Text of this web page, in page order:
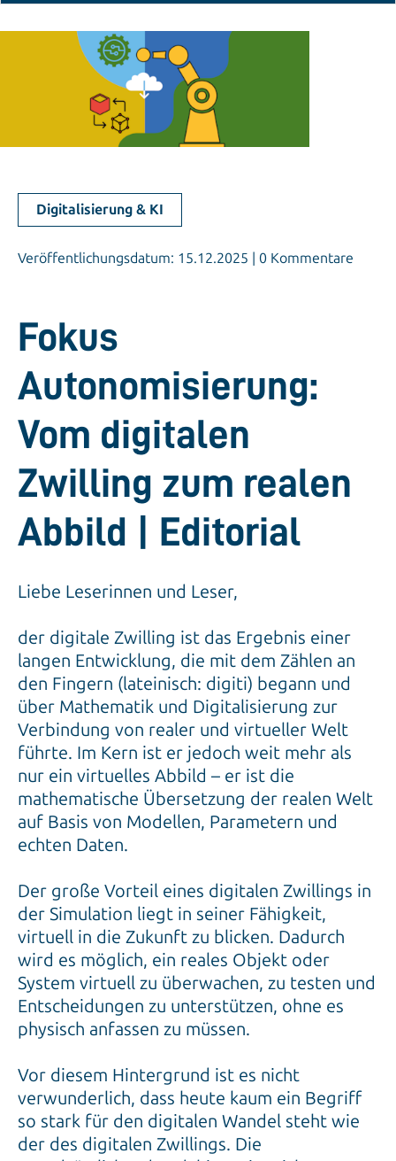
Digitalisierung & KI
Veröffentlichungsdatum: 15.12.2025 | 0 Kommentare
Fokus
Autonomisierung:
Vom digitalen
Zwilling zum realen
Abbild | Editorial
Liebe Leserinnen und Leser,
der digitale Zwilling ist das Ergebnis einer
langen Entwicklung, die mit dem Zählen an
den Fingern (lateinisch: digiti) begann und
über Mathematik und Digitalisierung zur
Verbindung von realer und virtueller Welt
führte. Im Kern ist er jedoch weit mehr als
nur ein virtuelles Abbild – er ist die
mathematische Übersetzung der realen Welt
auf Basis von Modellen, Parametern und
echten Daten.
Der große Vorteil eines digitalen Zwillings in
der Simulation liegt in seiner Fähigkeit,
virtuell in die Zukunft zu blicken. Dadurch
wird es möglich, ein reales Objekt oder
System virtuell zu überwachen, zu testen und
Entscheidungen zu unterstützen, ohne es
physisch anfassen zu müssen.
Vor diesem Hintergrund ist es nicht
verwunderlich, dass heute kaum ein Begriff
so stark für den digitalen Wandel steht wie
der des digitalen Zwillings. Die